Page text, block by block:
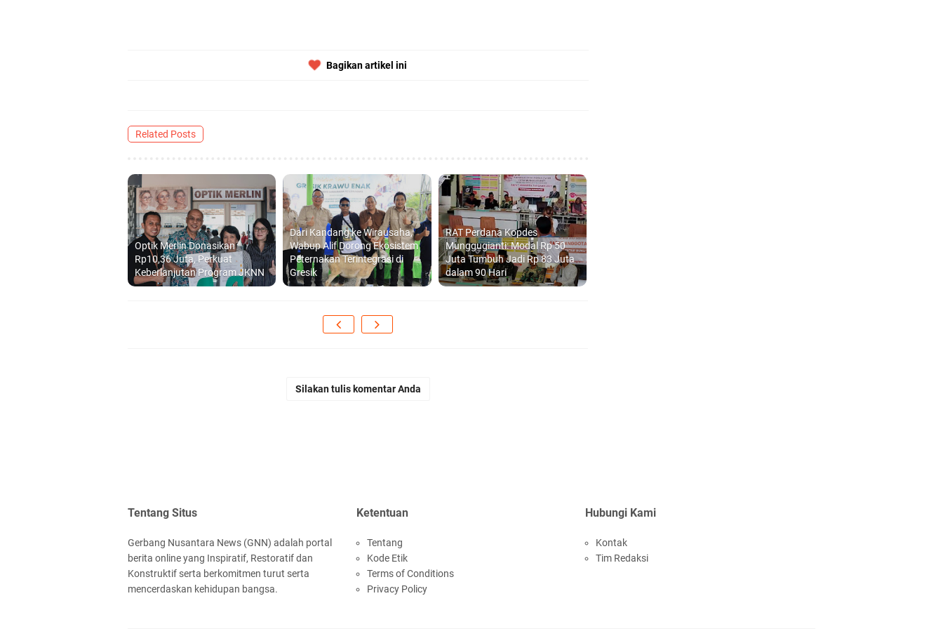
Bagikan artikel ini
Related Posts
Optik Merlin Donasikan
Rp10,36 Juta, Perkuat
Keberlanjutan Program JKNN
Dari Kandang ke Wirausaha,
Wabup Alif Dorong Ekosistem
Peternakan Terintegrasi di
Gresik
RAT Perdana Kopdes
Munggugianti: Modal Rp 50
Juta Tumbuh Jadi Rp 83 Juta
dalam 90 Hari
Silakan tulis komentar Anda
Tentang Situs
Gerbang Nusantara News (GNN) adalah portal
berita online yang Inspiratif, Restoratif dan
Konstruktif serta berkomitmen turut serta
mencerdaskan kehidupan bangsa.
Ketentuan
Tentang
Kode Etik
Terms of Conditions
Privacy Policy
Hubungi Kami
Kontak
Tim Redaksi